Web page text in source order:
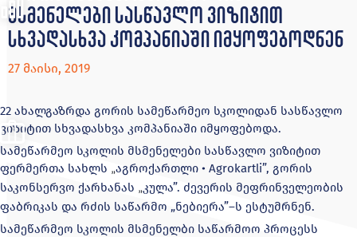
მსმენელები სასწავლო ვიზიტით
სხვადასხვა კომპანიაში იმყოფებოდნენ
27 მაისი, 2019
22 ახალგაზრდა გორის სამეწარმეო სკოლიდან სასწავლო
ვიზიტით სხვადასხვა კომპანიაში იმყოფებოდა.
სამეწარმეო სკოლის მსმენელები სასწავლო ვიზიტით
ფერმერთა სახლს „აგროქართლი • Agrokartli”, გორის
საკონსერვო ქარხანას „კულა”. ძევერის მეფრინველეობის
ფაბრიკას და რძის საწარმო „ნებიერა”–ს ესტუმრნენ.
სამეწარმეო სკოლის მსმენელბი საწარმოო პროცესს